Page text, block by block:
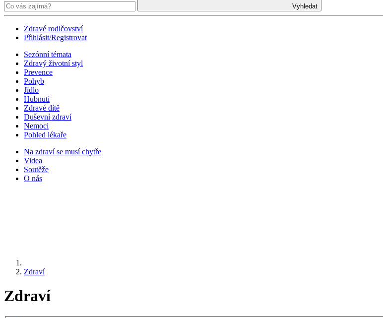
Vyhledat
Zdravé rodičovství
Přihlásit/Registrovat
Sezónní témata
Zdravý životní styl
Prevence
Pohyb
Jídlo
Hubnutí
Zdravé dítě
Duševní zdraví
Nemoci
Pohled lékaře
Na zdraví se musí chytře
Videa
Soutěže
O nás
Zdraví
Zdraví